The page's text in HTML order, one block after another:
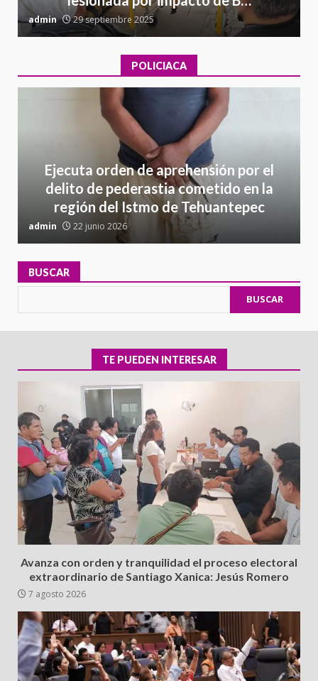
admin 29 septiembre 2025
POLICIACA
Ejecuta orden de aprehensión por el
delito de pederastia cometido en la
región del Istmo de Tehuantepec
admin 22 junio 2026
BUSCAR
BUSCAR
TE PUEDEN INTERESAR
Avanza con orden y tranquilidad el proceso electoral
extraordinario de Santiago Xanica: Jesús Romero
7 agosto 2026